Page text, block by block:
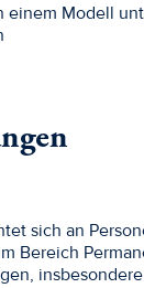
einem Modell
sich an
Bereich